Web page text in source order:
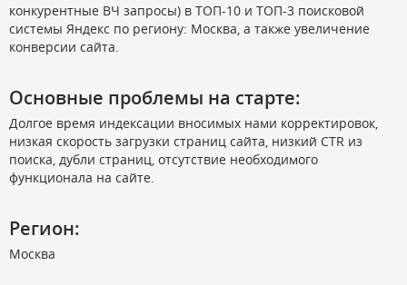
конкурентные ВЧ запросы) в ТОП-10 и ТОП-3 поисковой
системы Яндекс по региону: Москва, а также увеличение
конверсии сайта.
Основные проблемы на старте:
Долгое время индексации вносимых нами корректировок,
низкая скорость загрузки страниц сайта, низкий CTR из
поиска, дубли страниц, отсутствие необходимого
функционала на сайте.
Регион:
Москва